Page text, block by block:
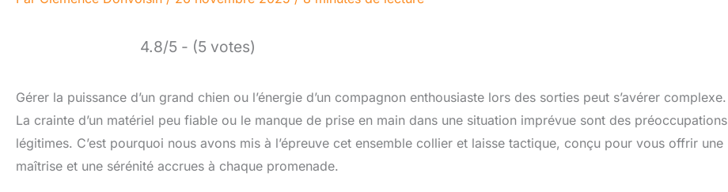
4.8/5 - (5 votes)
Gérer la puissance d’un grand chien ou l’énergie d’un compagnon enthousiaste lors des sorties peut s’avérer complexe.
La crainte d’un matériel peu fiable ou le manque de prise en main dans une situation imprévue sont des préoccupations
légitimes. C’est pourquoi nous avons mis à l’épreuve cet ensemble collier et laisse tactique, conçu pour vous offrir une
maîtrise et une sérénité accrues à chaque promenade.